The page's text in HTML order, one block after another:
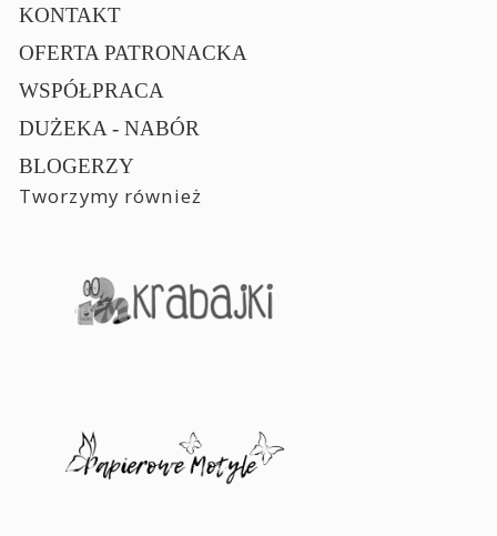
KONTAKT
OFERTA PATRONACKA
WSPÓŁPRACA
DUŻEKA - NABÓR
BLOGERZY
Tworzymy również